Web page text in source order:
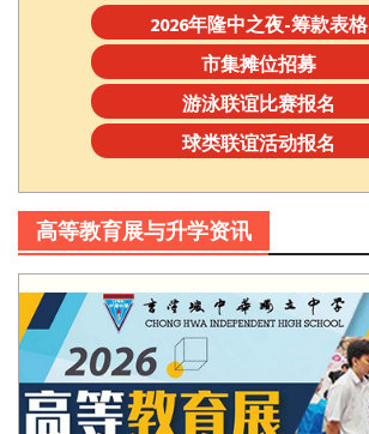
2026年隆中之夜-筹款表格
市集摊位招募
游泳联谊比赛报名
球类联谊活动报名
高等教育展与升学资讯